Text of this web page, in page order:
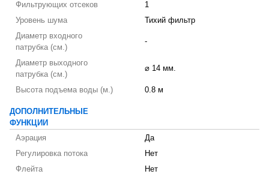
Фильтрующих отсеков
1
Уровень шума
Тихий фильтр
Диаметр входного
патрубка (см.)
-
Диаметр выходного
патрубка (см.)
⌀ 14 мм.
Высота подъема воды (м.) 0.8 м
ДОПОЛНИТЕЛЬНЫЕ
ФУНКЦИИ
Аэрация
Да
Регулировка потока
Нет
Флейта
Нет